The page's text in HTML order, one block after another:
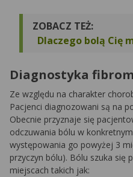
ZOBACZ TEŻ:
Dlaczego bolą Cię
Diagnostyka
Ze względu na charakter
Pacjenci diagnozowani są na
Obecnie przyznaje się
odczuwania bólu w
występowania go powyżej 3
przyczyn bólu). Bólu szuka się
miejscach takich jak: